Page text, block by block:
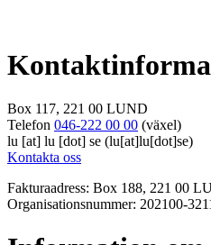
Box 117, 221 00 LUND
Telefon 046-222 00 00 (växel)
lu [at] lu [dot] se (lu[at]lu[dot]se)
Kontakta oss
Fakturaadress: Box 188, 221 00
Organisationsnummer: 202100-